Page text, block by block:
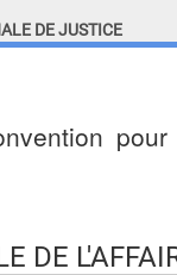
DE JUSTICE
DE